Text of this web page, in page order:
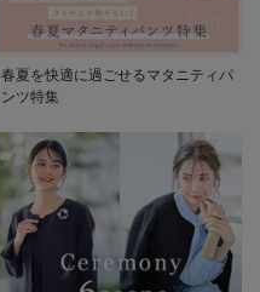
春夏を快適に過ごせるマタニティパ
ンツ特集